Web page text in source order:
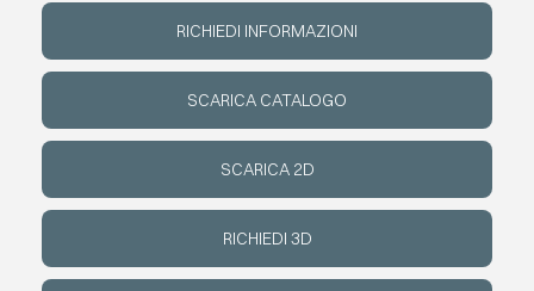
RICHIEDI INFORMAZIONI
SCARICA CATALOGO
SCARICA 2D
RICHIEDI 3D